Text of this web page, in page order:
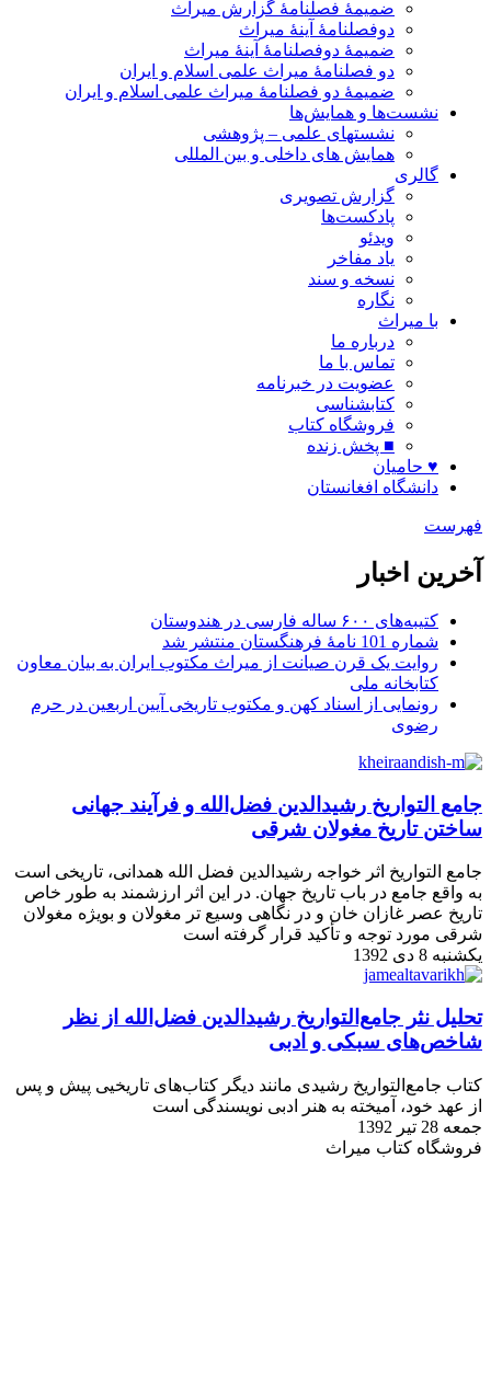
ضمیمۀ فصلنامۀ گزارش میراث
دوفصلنامۀ آینۀ میراث
ضمیمۀ دوفصلنامۀ آینۀ میراث
دو فصلنامۀ میراث علمی اسلام و ایران
ضمیمۀ دو فصلنامۀ میراث علمی اسلام و ایران
نشست‌ها و همایش‌ها
نشستهای علمی – پژوهشی
همایش های داخلی و بین المللی
گالری
گزارش تصویری
پادکست‌ها
ویدئو
یاد مفاخر
نسخه و سند
نگاره
با میراث
درباره ما
تماس با ما
عضویت در خبرنامه
کتابشناسی
فروشگاه کتاب
■ پخش زنده
♥ حامیان
دانشگاه افغانستان
فهرست
آخرین اخبار
کتیبه‌های ۶۰۰ ساله فارسی در هندوستان
شماره 101 نامۀ فرهنگستان منتشر شد
روایت یک قرن صیانت از میراث مکتوب ایران به بیان معاون
کتابخانه ملی
رونمایی از اسناد کهن و مکتوب تاریخی آیین اربعین در حرم
رضوی
جامع التواریخ رشیدالدین فضل‌الله و فرآیند جهانی
ساختن تاریخ مغولان شرقی
جامع التواریخ اثر خواجه رشیدالدین فضل الله همدانی، تاریخی است
به واقع جامع در باب تاریخ جهان. در این اثر ارزشمند به طور خاص
تاریخ عصر غازان خان و در نگاهی وسیع تر مغولان و بویژه مغولان
شرقی مورد توجه و تأکید قرار گرفته است
یکشنبه 8 دی 1392
تحلیل نثر جامع‌التواریخ رشیدالدین فضل‌الله از نظر
شاخص‌های سبکی و ادبی
کتاب جامع‌‌التواریخ رشیدی مانند دیگر کتاب‌های تاریخیی پیش و پس
از عهد خود، آمیخته به هنر ادبی نویسندگی است
جمعه 28 تیر 1392
فروشگاه کتاب میراث